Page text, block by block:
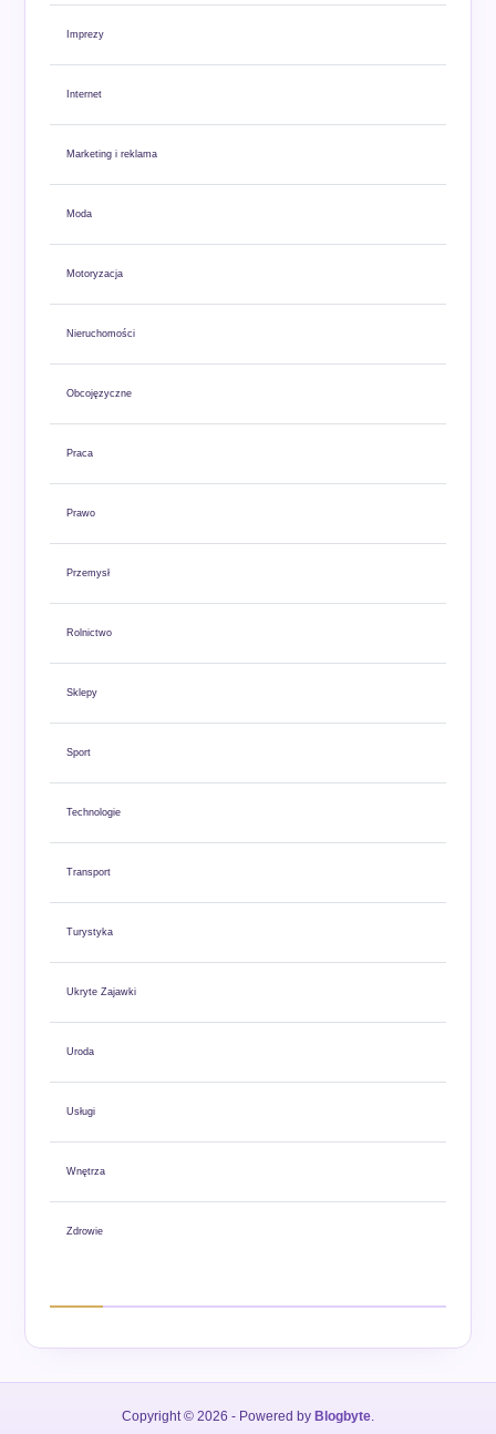
Imprezy
Internet
Marketing i reklama
Moda
Motoryzacja
Nieruchomości
Obcojęzyczne
Praca
Prawo
Przemysł
Rolnictwo
Sklepy
Sport
Technologie
Transport
Turystyka
Ukryte Zajawki
Uroda
Usługi
Wnętrza
Zdrowie
Copyright © 2026 - Powered by Blogbyte.